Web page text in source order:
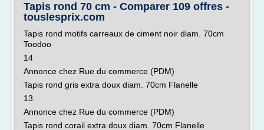
Tapis rond 70 cm - Comparer 109 offres -
touslesprix.com
Tapis rond motifs carreaux de ciment noir diam. 70cm
Toodoo
14
Annonce chez Rue du commerce (PDM)
Tapis rond gris extra doux diam. 70cm Flanelle
13
Annonce chez Rue du commerce (PDM)
Tapis rond corail extra doux diam. 70cm Flanelle